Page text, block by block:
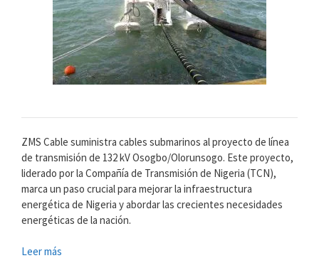
ZMS Cable suministra cables submarinos al proyecto de línea
de transmisión de 132 kV Osogbo/Olorunsogo. Este proyecto,
liderado por la Compañía de Transmisión de Nigeria (TCN),
marca un paso crucial para mejorar la infraestructura
energética de Nigeria y abordar las crecientes necesidades
energéticas de la nación.
Leer más